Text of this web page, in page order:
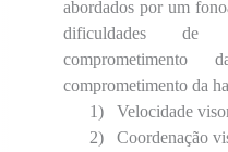
abordados por um
dificuldades de
comprometimento da
1)
Velocidade
2)
Coordenação